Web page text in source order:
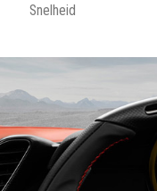
Snelheid